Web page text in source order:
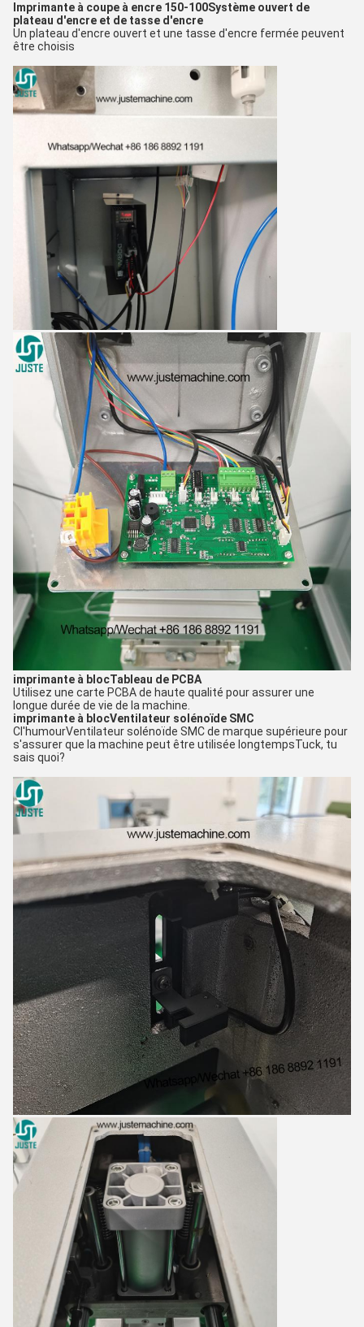
Imprimante à coupe à encre 150-100Système ouvert de
plateau d'encre et de tasse d'encre
Un plateau d'encre ouvert et une tasse d'encre fermée peuvent
être choisis
imprimante à blocTableau de PCBA
Utilisez une carte PCBA de haute qualité pour assurer une
longue durée de vie de la machine.
imprimante à blocVentilateur solénoïde SMC
Cl'humourVentilateur solénoïde SMC de marque supérieure pour
s'assurer que la machine peut être utilisée longtempsTuck, tu
sais quoi?